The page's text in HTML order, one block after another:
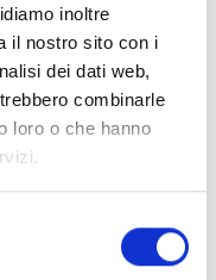
inoltre
il nostro sito con i
dei dati web,
combinarle
loro o che hanno
italiana
– racconta – è
è insegnante e
essere figlia di un
Attraverso lei
autori italiani in
ai cittadini italiani ha
Motta di Livenza, in